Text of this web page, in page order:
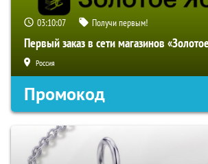
03:10:06 Получи первым!
Первый заказ в сети магазинов
Россия
Промокод